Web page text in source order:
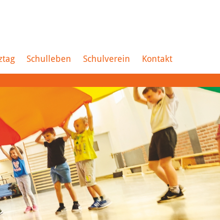
Schulleben Schulverein Kontakt